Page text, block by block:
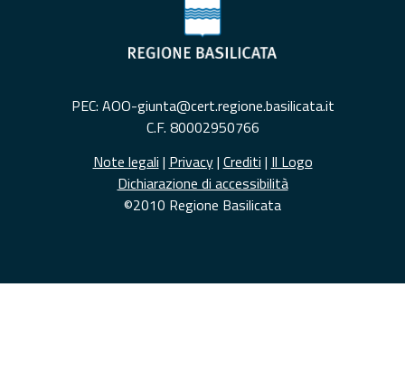
PEC: AOO-giunta@cert.regione.basilicata.it
C.F. 80002950766
Note legali | Privacy| Crediti | Il Logo
Dichiarazione di accessibilità
©2010 Regione Basilicata